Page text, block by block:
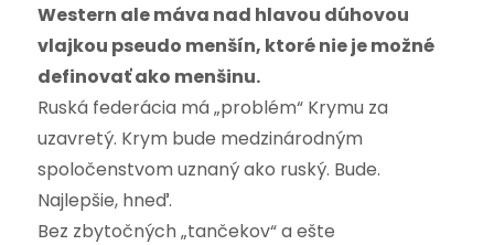
Western ale máva nad hlavou dúhovou
vlajkou pseudo menšín, ktoré nie je možné
definovať ako menšinu.
Ruská federácia má „problém“ Krymu za
uzavretý. Krym bude medzinárodným
spoločenstvom uznaný ako ruský. Bude.
Najlepšie, hneď.
Bez zbytočných „tančekov“ a ešte